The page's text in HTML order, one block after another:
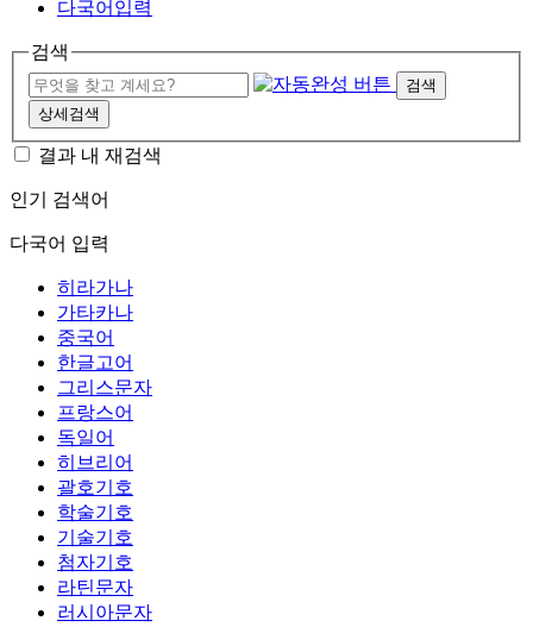
다국어입력
검색
검색
상세검색
결과 내 재검색
인기 검색어
다국어 입력
히라가나
가타카나
중국어
한글고어
그리스문자
프랑스어
독일어
히브리어
괄호기호
학술기호
기술기호
첨자기호
라틴문자
러시아문자